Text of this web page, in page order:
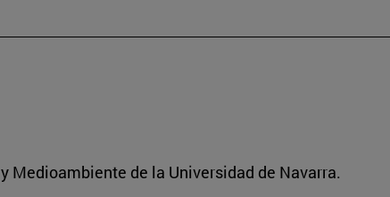
de la Universidad de Navarra.